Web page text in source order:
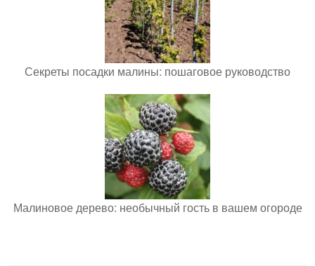
Секреты посадки малины: пошаговое руководство
Малиновое дерево: необычный гость в вашем огороде